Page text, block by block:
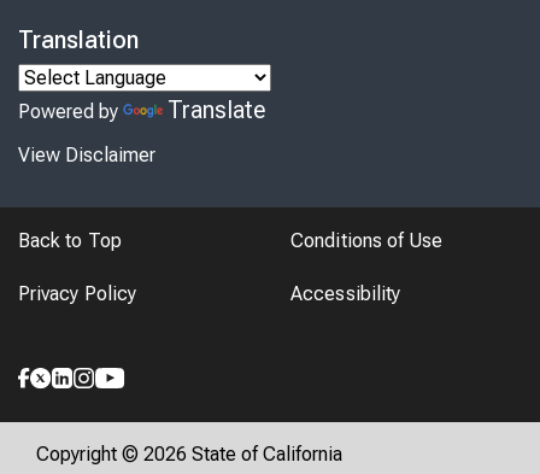
Translation
Powered by Translate
View Disclaimer
Back to Top Conditions of Use
Privacy Policy Accessibility
Copyright © 2026 State of California